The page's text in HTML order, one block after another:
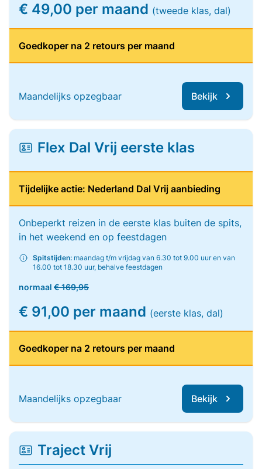
€ 49,00 per maand (tweede klas, dal)
Goedkoper na 2 retours per maand
Maandelijks opzegbaar Bekijk
Flex Dal Vrij eerste klas
Tijdelijke actie: Nederland Dal Vrij aanbieding
Onbeperkt reizen in de eerste klas buiten de spits,
in het weekend en op feestdagen
Spitstijden: maandag t/m vrijdag van 6.30 tot 9.00 uur en van
16.00 tot 18.30 uur, behalve feestdagen
normaal € 169,95
€ 91,00 per maand (eerste klas, dal)
Goedkoper na 2 retours per maand
Maandelijks opzegbaar Bekijk
Traject Vrij